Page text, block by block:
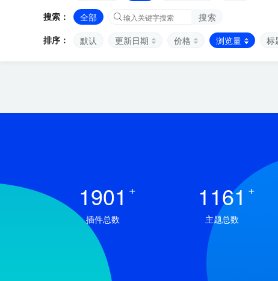
搜索：
全部
搜索
排序：
默认 更新日期 价格 浏览量 标
1901 +
插件总数
1161 +
主题总数